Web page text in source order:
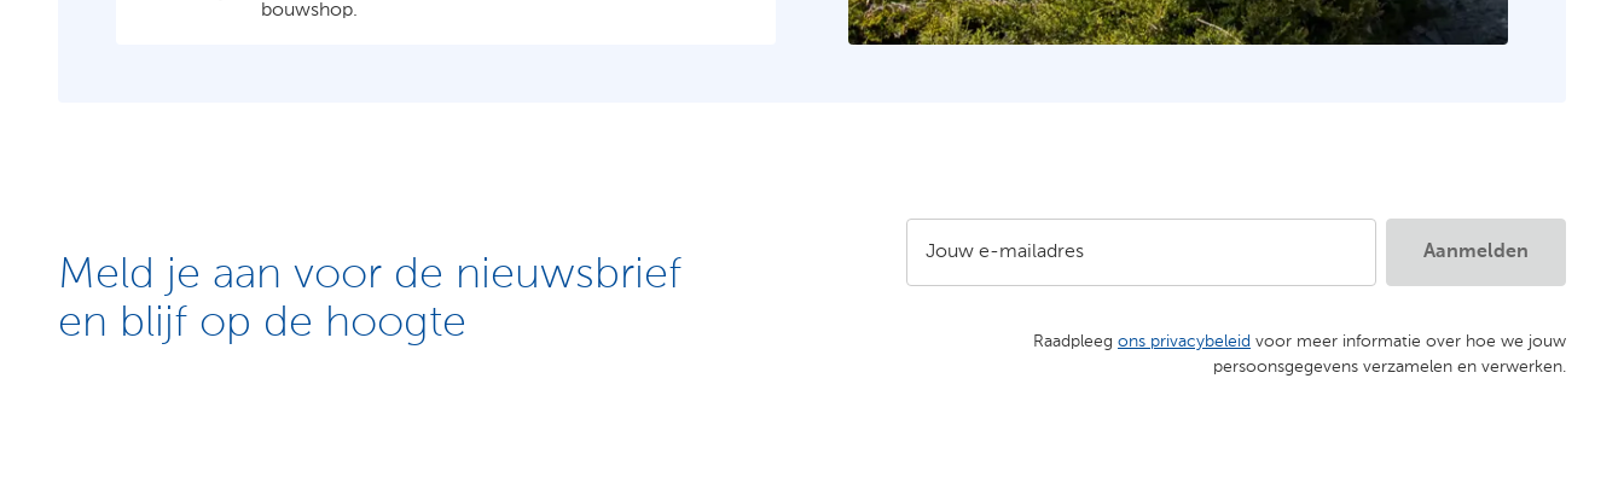
bouwshop.
Meld je aan voor de nieuwsbrief
en blijf op de hoogte
Jouw e-mailadres
Raadpleeg ons privacybeleid voor meer informatie over hoe we jouw
persoonsgegevens verzamelen en verwerken.
Aanmelden